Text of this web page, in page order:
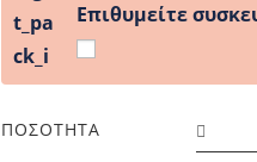
Επιθυμείτε
ΠΟΣΌΤΗΤΑ